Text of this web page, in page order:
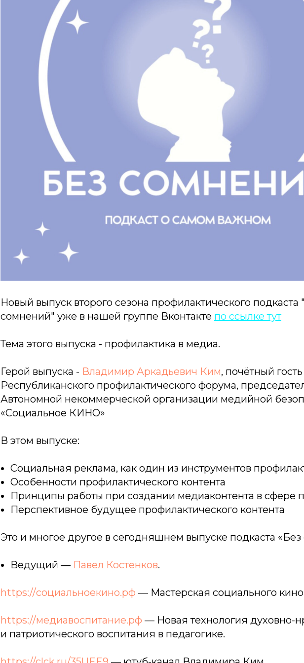
Новый выпуск второго сезона профилактического подкаста
сомнений" уже в нашей группе Вконтакте по ссылке тут
Тема этого выпуска - профилактика в медиа.
Герой выпуска - Владимир Аркадьевич Ким, почётный гость
Республиканского профилактического форума,
Автономной некоммерческой организации медийной
«Социальное КИНО»
В этом выпуске:
Социальная реклама, как один из инструментов
Особенности профилактического контента
Принципы работы при создании медиаконтента в сфере
Перспективное будущее профилактического контента
Это и многое другое в сегодняшнем выпуске подкаста
Ведущий — Павел Костенков.
https://социальноекино.рф — Мастерская социального
https://медиавоспитание.рф — Новая технология духовно-
и патриотического воспитания в педагогике.